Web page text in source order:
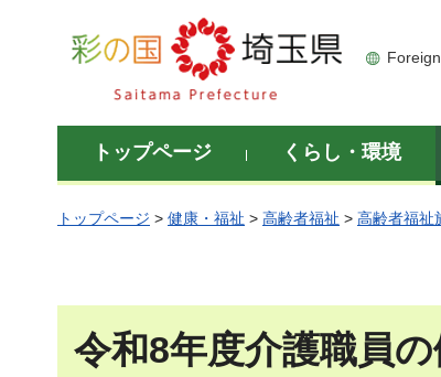
彩の国 埼玉県
トップページ くらし・環境
トップページ > 健康・福祉 > 高齢者福祉 > 高齢者福祉
令和8年度介護職員